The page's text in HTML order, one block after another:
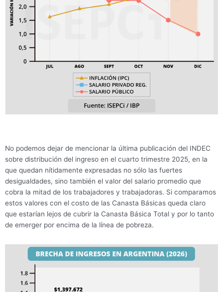
No podemos dejar de mencionar la última publicación del INDEC
sobre distribución del ingreso en el cuarto trimestre 2025, en la
que quedan nítidamente expresadas no sólo las fuertes
desigualdades, sino también el valor del salario promedio que
cobra la mitad de los trabajadores y trabajadoras. Si comparamos
estos valores con el costo de las Canasta Básicas queda claro
que estarían lejos de cubrir la Canasta Básica Total y por lo tanto
de emerger por encima de la línea de pobreza.